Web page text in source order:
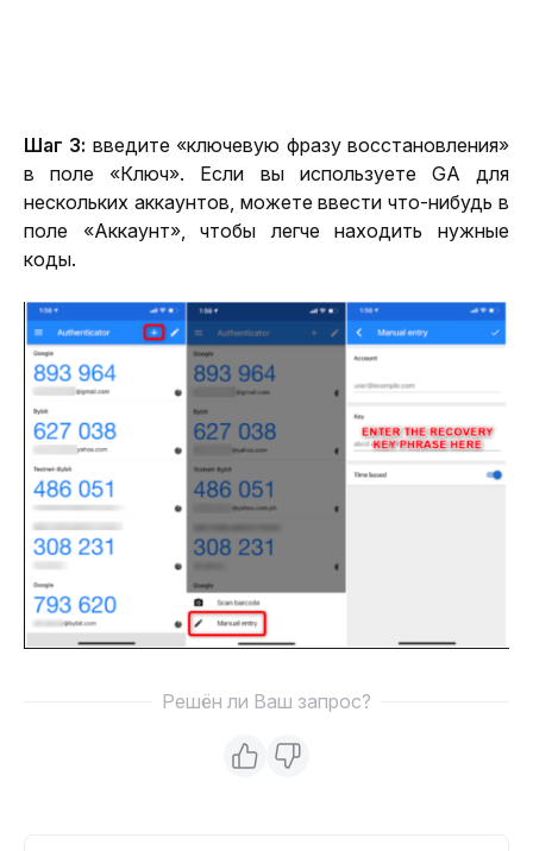
Шаг 3: введите «ключевую фразу восстановления»
в поле «Ключ». Если вы используете GA для
нескольких аккаунтов, можете ввести что-нибудь в
поле «Аккаунт», чтобы легче находить нужные
коды.
Решён ли Ваш запрос?